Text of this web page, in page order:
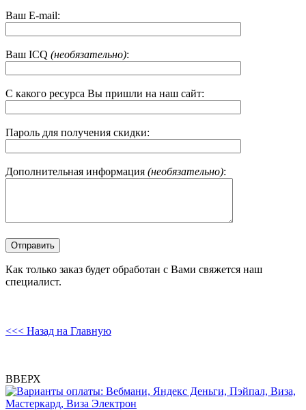
Ваш E-mail:
Ваш ICQ (необязательно):
С какого ресурса Вы пришли на наш сайт:
Пароль для получения скидки:
Дополнительная информация (необязательно):
Как только заказ будет обработан с Вами свяжется наш
специалист.
<<< Назад на Главную
ВВЕРХ